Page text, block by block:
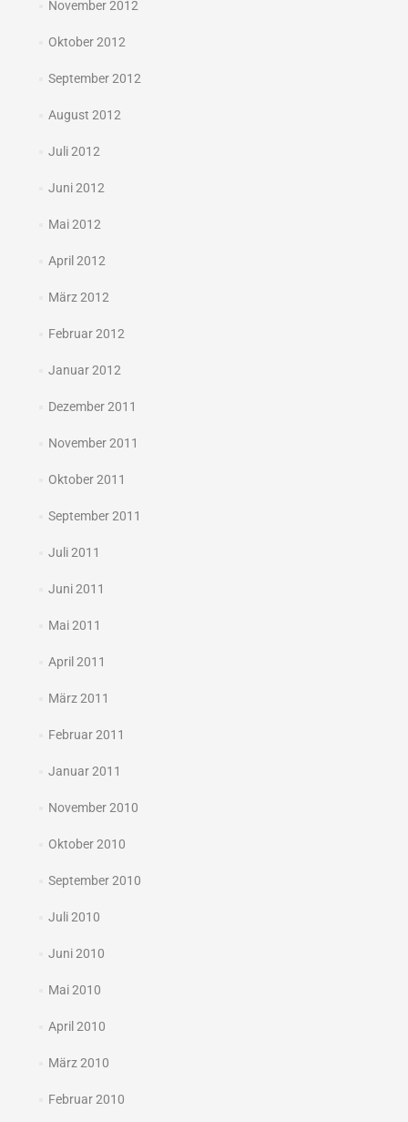
November 2012
Oktober 2012
September 2012
August 2012
Juli 2012
Juni 2012
Mai 2012
April 2012
März 2012
Februar 2012
Januar 2012
Dezember 2011
November 2011
Oktober 2011
September 2011
Juli 2011
Juni 2011
Mai 2011
April 2011
März 2011
Februar 2011
Januar 2011
November 2010
Oktober 2010
September 2010
Juli 2010
Juni 2010
Mai 2010
April 2010
März 2010
Februar 2010